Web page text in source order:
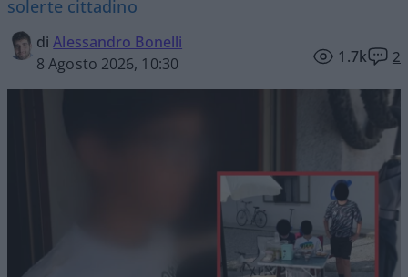
solerte cittadino
diAlessandro Bonelli
8 Agosto 2026, 10:30
1.7k 2